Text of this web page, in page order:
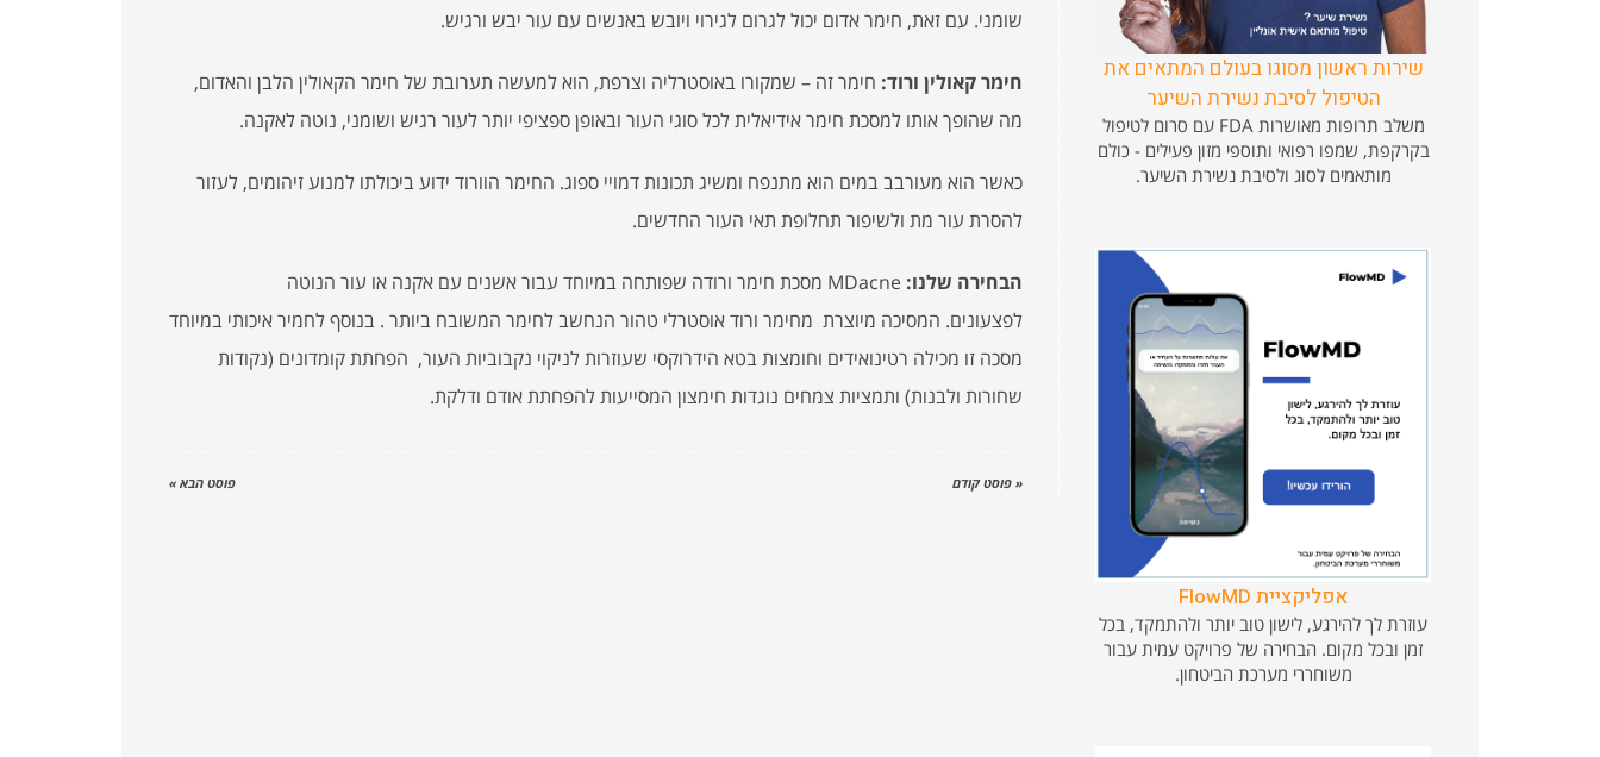
שומני. עם זאת, חימר אדום יכול לגרום לגירוי ויובש באנשים עם עור יבש ורגיש.
חימר קאולין ורוד: חימר זה – שמקורו באוסטרליה וצרפת, הוא למעשה תערובת של חימר הקאולין הלבן והאדום,
מה שהופך אותו למסכת חימר אידיאלית לכל סוגי העור ובאופן ספציפי יותר לעור רגיש ושומני, נוטה לאקנה.
כאשר הוא מעורבב במים הוא מתנפח ומשיג תכונות דמויי ספוג. החימר הוורוד ידוע ביכולתו למנוע זיהומים, לעזור
להסרת עור מת ולשיפור תחלופת תאי העור החדשים.
הבחירה שלנו: MDacne מסכת חימר ורודה שפותחה במיוחד עבור אשנים עם אקנה או עור הנוטה
לפצעונים. המסיכה מיוצרת מחימר ורוד אוסטרלי טהור הנחשב לחימר המשובח ביותר . בנוסף לחמיר איכותי במיוחד
מסכה זו מכילה רטינואידים וחומצות בטא הידרוקסי שעוזרות לניקוי נקבוביות העור, הפחתת קומדונים (נקודות
שחורות ולבנות) ותמציות צמחים נוגדות חימצון המסייעות להפחתת אודם ודלקת.
« פוסט קודם פוסט הבא »
שירות ראשון מסוגו בעולם המתאים את
הטיפול לסיבת נשירת השיער
משלב תרופות מאושרות FDA עם סרום לטיפול
בקרקפת, שמפו רפואי ותוספי מזון פעילים - כולם
מותאמים לסוג ולסיבת נשירת השיער.
אפליקציית FlowMD
עוזרת לך להירגע, לישון טוב יותר ולהתמקד, בכל
זמן ובכל מקום. הבחירה של פרויקט עמית עבור
משוחררי מערכת הביטחון.